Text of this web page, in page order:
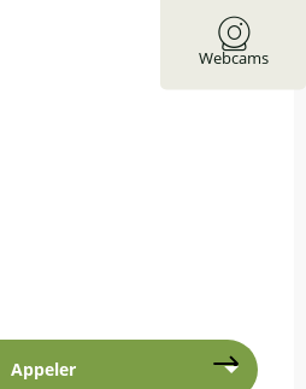
Webcams
Appeler